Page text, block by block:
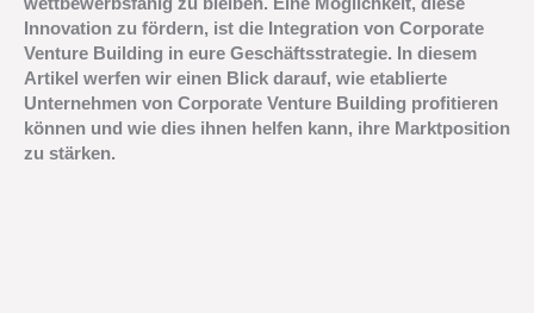
Innovation zu fördern, ist die Integration von Corporate
Venture Building in eure Geschäftsstrategie. In diesem
Artikel werfen wir einen Blick darauf, wie etablierte
Unternehmen von Corporate Venture Building profitieren
können und wie dies ihnen helfen kann, ihre Marktposition
zu stärken.